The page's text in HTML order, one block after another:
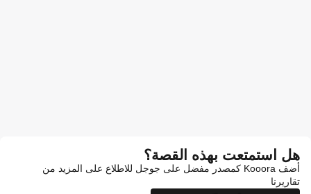
هل استمتعت بهذه القصة؟
أضف Kooora كمصدر مفضل على جوجل للاطلاع على المزيد من
تقاريرنا